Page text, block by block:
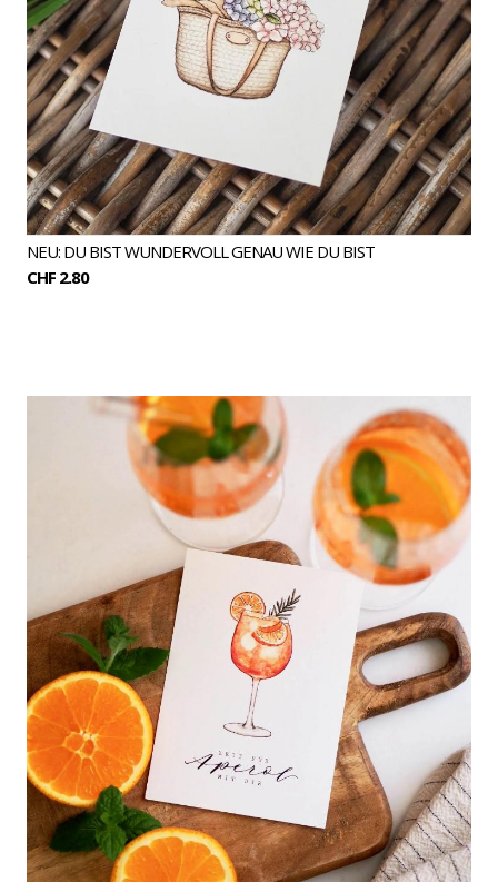
NEU: DU BIST WUNDERVOLL GENAU WIE DU BIST
CHF 2.80